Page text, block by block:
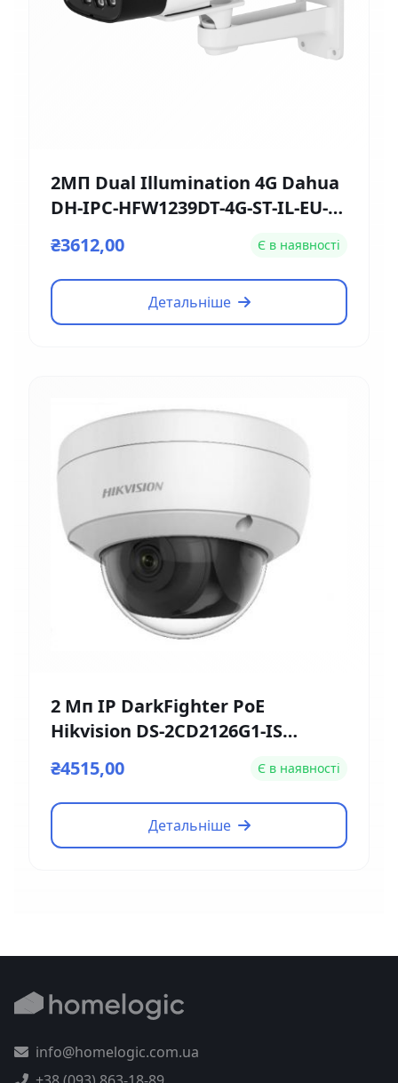
2МП Dual Illumination 4G Dahua
DH-IPC-HFW1239DT-4G-ST-IL-EU-B
₴3612,00 Є в наявності
Детальніше
2 Мп IP DarkFighter PoE
Hikvision DS-2CD2126G1-IS
₴4515,00 Є в наявності
Детальніше
info@homelogic.com.ua